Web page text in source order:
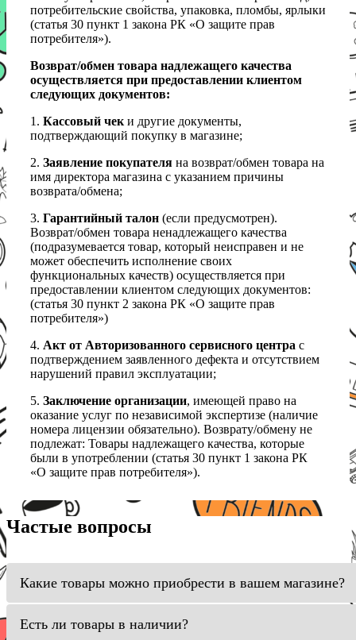
потребительские свойства, упаковка, пломбы, ярлыки
(статья 30 пункт 1 закона РК «О защите прав
потребителя»).
Возврат/обмен товара надлежащего качества
осуществляется при предоставлении клиентом
следующих документов:
1. Кассовый чек и другие документы,
подтверждающий покупку в магазине;
2. Заявление покупателя на возврат/обмен товара на
имя директора магазина с указанием причины
возврата/обмена;
3. Гарантийный талон (если предусмотрен).
Возврат/обмен товара ненадлежащего качества
(подразумевается товар, который неисправен и не
может обеспечить исполнение своих
функциональных качеств) осуществляется при
предоставлении клиентом следующих документов:
(статья 30 пункт 2 закона РК «О защите прав
потребителя»)
4. Акт от Авторизованного сервисного центра с
подтверждением заявленного дефекта и отсутствием
нарушений правил эксплуатации;
5. Заключение организации, имеющей право на
оказание услуг по независимой экспертизе (наличие
номера лицензии обязательно). Возврату/обмену не
подлежат: Товары надлежащего качества, которые
были в употреблении (статья 30 пункт 1 закона РК
«О защите прав потребителя»).
Частые вопросы
Какие товары можно приобрести в вашем магазине?
Есть ли товары в наличии?